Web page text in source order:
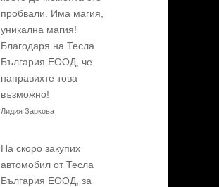
пробвали. Има магия,
уникална магия!
Благодаря на Тесла
България ЕООД, че
направихте това
възможно!
Лидия Заркова
На скоро закупих
автомобил от Тесла
България ЕООД, за